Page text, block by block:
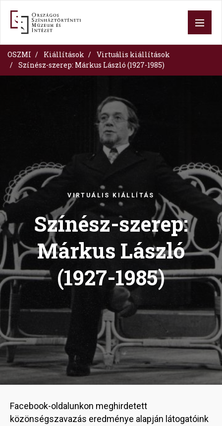
content
OSZMI Kiállítások
Virtuális kiállítások
Színész-szerep: Márkus László (1927-1985)
VIRTUÁLIS KIÁLLÍTÁS
Színész-szerep:
Márkus László
(1927-1985)
Facebook-oldalunkon meghirdetett
közönségszavazás eredménye alapján látogatóink